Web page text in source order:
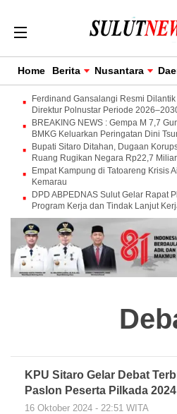
Home Berita Nusantara
Ferdinand Gansalangi Resmi
Direktur Polnustar Periode
BREAKING NEWS : Gempa M 7,7
BMKG Keluarkan Peringatan Dini
Bupati Sitaro Ditahan, Dugaan
Ruang Rugikan Negara Rp22,7 Miliar
Empat Kampung di Tatoareng Krisis
Kemarau
DPD ABPEDNAS Sulut Gelar Rapat
Program Kerja dan Tindak Lanjut
KPU Sitaro Gelar Debat
Paslon Peserta Pilkada 2024
16 Oktober 2024 - 22:51 WITA